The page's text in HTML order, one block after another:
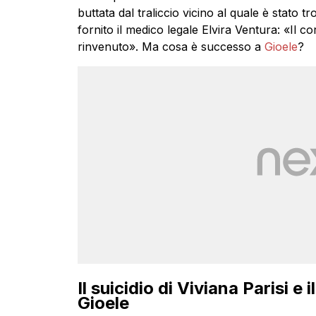
buttata dal traliccio vicino al quale è stato
fornito il medico legale Elvira Ventura: «Il
rinvenuto». Ma cosa è successo a Gioele?
Il suicidio di Viviana Parisi e
Gioele